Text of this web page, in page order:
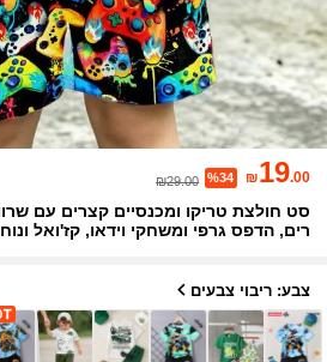
₪19.00
%34
₪29.00
סט חולצת טריקו ומכנסיים קצרים עם
רים, הדפס גרפי ומשחקי וידאו, קז'ואל
רה לבית הספר, מתנות
צבע: ריבוי צבעים